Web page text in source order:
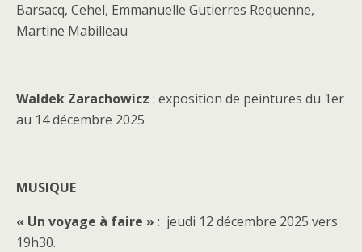
Barsacq, Cehel, Emmanuelle Gutierres Requenne,
Martine Mabilleau
Waldek Zarachowicz : exposition de peintures du 1er
au 14 décembre 2025
MUSIQUE
« Un voyage à faire » : jeudi 12 décembre 2025 vers
19h30.